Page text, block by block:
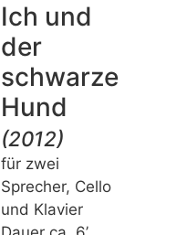
Ich und
der
schwarze
Hund
(2012)
für zwei
Sprecher, Cello
und Klavier